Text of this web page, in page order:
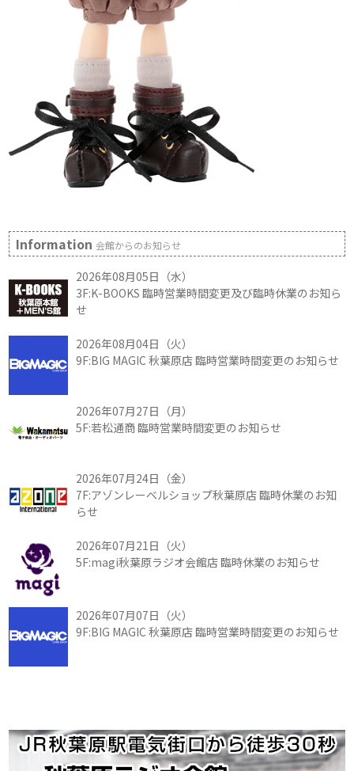
Information会館からのお知らせ
2026年08月05日（水）
3F:K-BOOKS 臨時営業時間変更及び臨時休業のお知ら
せ
2026年08月04日（火）
9F:BIG MAGIC 秋葉原店 臨時営業時間変更のお知らせ
2026年07月27日（月）
5F:若松通商 臨時営業時間変更のお知らせ
2026年07月24日（金）
7F:アゾンレーベルショップ秋葉原店 臨時休業のお知
らせ
2026年07月21日（火）
5F:magi秋葉原ラジオ会館店 臨時休業のお知らせ
2026年07月07日（火）
9F:BIG MAGIC 秋葉原店 臨時営業時間変更のお知らせ